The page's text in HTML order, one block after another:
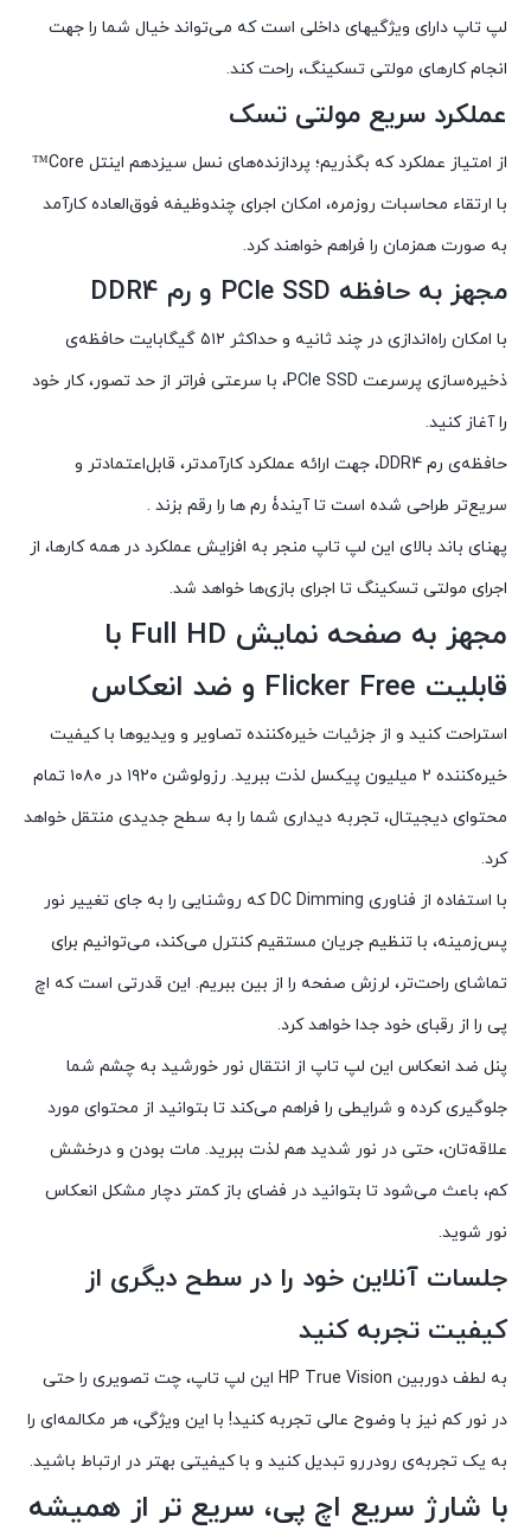
لپ تاپ دارای ویژگیهای داخلی است که می‌تواند خیال شما را جهت
انجام کارهای مولتی تسکینگ، راحت کند.
عملکرد سریع مولتی تسک
از امتیاز عملکرد که بگذریم؛ پردازنده‌های نسل سیزدهم اینتل Core™
با ارتقاء محاسبات روزمره، امکان اجرای چندوظیفه فوق‌العاده کارآمد
به صورت همزمان را فراهم خواهند کرد.
مجهز به حافظه PCIe SSD و رم DDR4
با امکان راه‌اندازی در چند ثانیه و حداکثر ۵۱۲ گیگابایت حافظه‌ی
ذخیره‌سازی پرسرعت PCIe SSD، با سرعتی فراتر از حد تصور، کار خود
را آغاز کنید.
حافظه‌ی رم DDR4، جهت ارائه عملکرد کارآمدتر، قابل‌اعتمادتر و
سریع‌تر طراحی شده است تا آیندۀ‌ رم ها را رقم بزند .
پهنای باند بالای این لپ تاپ منجر به افزایش عملکرد در همه کارها، از
اجرای مولتی تسکینگ تا اجرای بازی‌ها خواهد شد.
مجهز به صفحه نمایش Full HD با
قابلیت Flicker Free و ضد انعکاس
استراحت کنید و از جزئیات خیره‌کننده تصاویر و ویدیوها با کیفیت
خیره‌کننده‌ ۲ میلیون پیکسل لذت ببرید. رزولوشن ۱۹۲۰ در ۱۰۸۰ تمام
محتوای دیجیتال، تجربه دیداری شما را به سطح جدیدی منتقل خواهد
کرد.
با استفاده از فناوری DC Dimming که روشنایی را به جای تغییر نور
پس‌زمینه، با تنظیم جریان مستقیم کنترل می‌کند، می‌توانیم برای
تماشای راحت‌تر، لرزش صفحه را از بین ببریم. این قدرتی است که اچ
پی را از رقبای خود جدا خواهد کرد.
پنل ضد انعکاس این لپ تاپ از انتقال نور خورشید به چشم شما
جلوگیری کرده و شرایطی را فراهم می‌کند تا بتوانید از محتوای مورد
علاقه‌تان، حتی در نور شدید هم لذت ببرید. مات بودن و درخشش
کم، باعث می‌شود تا بتوانید در فضای باز کمتر دچار مشکل انعکاس
نور شوید.
جلسات آنلاین خود را در سطح دیگری از
کیفیت تجربه کنید
به لطف دوربین HP True Vision این لپ تاپ، چت تصویری را حتی
در نور کم نیز با وضوح عالی تجربه کنید! با این ویژگی، هر مکالمه‌ای را
به یک تجربه‌ی رودررو تبدیل کنید و با کیفیتی بهتر در ارتباط باشید.
با شارژ سریع اچ پی، سریع تر از همیشه